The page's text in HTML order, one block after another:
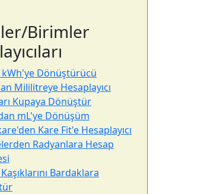
Birimler
kWh'ye Dönüştürücü
Mililitreye Hesaplayıcı
Kupaya Dönüştür
mL'ye Dönüşüm
Kare Fit'e Hesaplayıcı
Radyanlara Hesap
Bardaklara